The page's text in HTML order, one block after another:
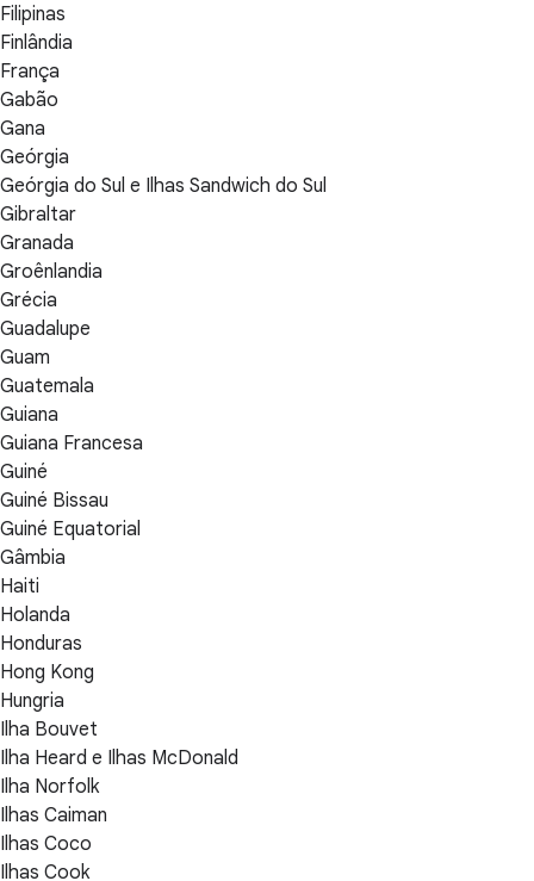
Filipinas
Finlândia
França
Gabão
Gana
Geórgia
Geórgia do Sul e Ilhas Sandwich do Sul
Gibraltar
Granada
Groênlandia
Grécia
Guadalupe
Guam
Guatemala
Guiana
Guiana Francesa
Guiné
Guiné Bissau
Guiné Equatorial
Gâmbia
Haiti
Holanda
Honduras
Hong Kong
Hungria
Ilha Bouvet
Ilha Heard e Ilhas McDonald
Ilha Norfolk
Ilhas Caiman
Ilhas Coco
Ilhas Cook